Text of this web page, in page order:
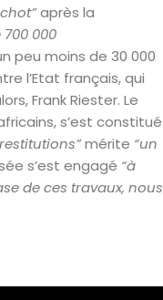
après la
700 000
peu moins de 30 000
l’Etat français, qui
Frank Riester. Le
s’est constitué
mérite “un
s’est engagé “à
de ces travaux, nous